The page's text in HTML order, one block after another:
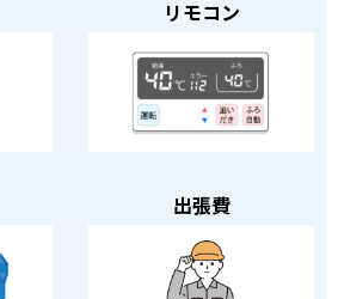
リモコン
出張費